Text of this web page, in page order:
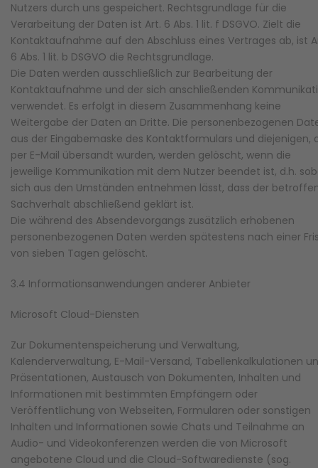
Nutzers durch uns gespeichert. Rechtsgrundlage für die
Verarbeitung der Daten ist Art. 6 Abs. 1 lit. f DSGVO. Zielt die
Kontaktaufnahme auf den Abschluss eines Vertrages ab, ist
6 Abs. 1 lit. b DSGVO die Rechtsgrundlage.
Die Daten werden ausschließlich zur Bearbeitung der
Kontaktaufnahme und der sich anschließenden
verwendet. Es erfolgt in diesem Zusammenhang keine
Weitergabe der Daten an Dritte. Die personenbezogenen
aus der Eingabemaske des Kontaktformulars und diejenigen,
per E-Mail übersandt wurden, werden gelöscht, wenn die
jeweilige Kommunikation mit dem Nutzer beendet ist, d.h.
sich aus den Umständen entnehmen lässt, dass der
Sachverhalt abschließend geklärt ist.
Die während des Absendevorgangs zusätzlich erhobenen
personenbezogenen Daten werden spätestens nach einer
von sieben Tagen gelöscht.
3.4 Informationsanwendungen anderer Anbieter
Microsoft Cloud-Diensten
Zur Dokumentenspeicherung und Verwaltung,
Kalenderverwaltung, E-Mail-Versand, Tabellenkalkulationen
Präsentationen, Austausch von Dokumenten, Inhalten und
Informationen mit bestimmten Empfängern oder
Veröffentlichung von Webseiten, Formularen oder sonstigen
Inhalten und Informationen sowie Chats und Teilnahme an
Audio- und Videokonferenzen werden die von Microsoft
angebotene Cloud und die Cloud-Softwaredienste (sog.